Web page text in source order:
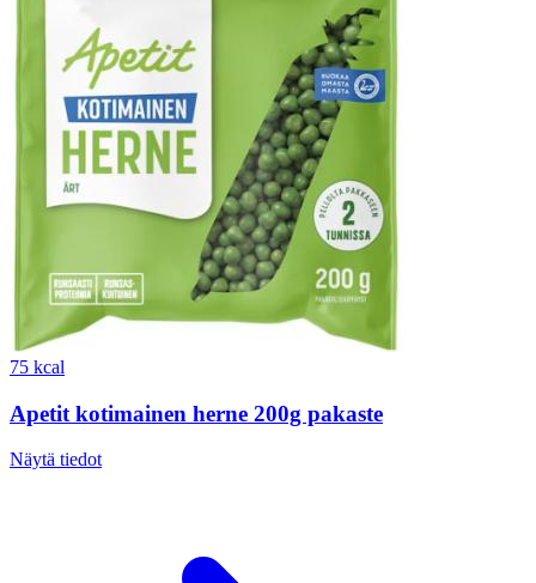
75 kcal
Apetit kotimainen herne 200g pakaste
Näytä tiedot